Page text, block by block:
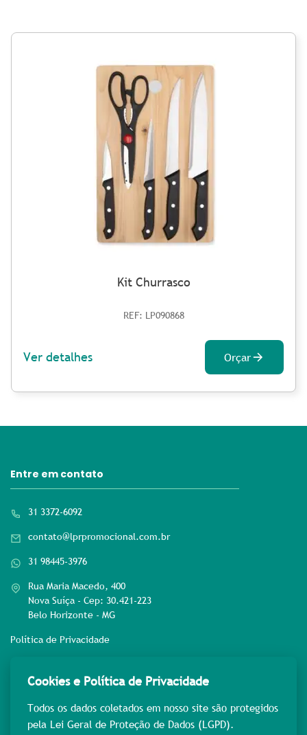
Kit Churrasco
REF: LP090868
Ver detalhes Orçar
Entre em contato
31 3372-6092
contato@lprpromocional.com.br
31 98445-3976
Rua Maria Macedo, 400
Nova Suíça - Cep: 30.421-223
Belo Horizonte - MG
Política de Privacidade
Rede sociais
Cookies e Política de Privacidade
Todos os dados coletados em nosso site são protegidos
pela Lei Geral de Proteção de Dados (LGPD).